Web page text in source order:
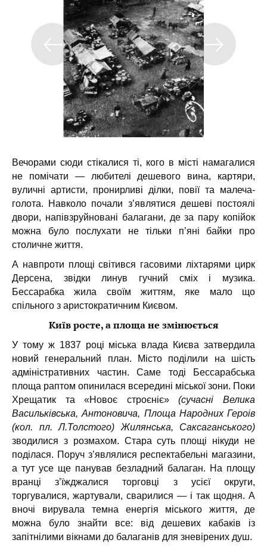
Вечорами сюди стікалися ті, кого в місті намагалися
не помічати — любителі дешевого вина, картяри,
вуличні артисти, пронирливі ділки, повії та малеча-
голота. Навколо почали з’являтися дешеві постоялі
двори, напівзруйновані балагани, де за пару копійок
можна було послухати не тільки п’яні байки про
столичне життя.
А навпроти площі світився гасовими ліхтарями цирк
Дерсена, звідки линув гучний сміх і музика.
Бессарабка жила своїм життям, яке мало що
спільного з аристократичним Києвом.
Київ росте, а площа не змінюється
У тому ж 1837 році міська влада Києва затвердила
новий генеральний план. Місто поділили на шість
адміністративних частин. Саме тоді Бессарабська
площа раптом опинилася всередині міської зони. Поки
Хрещатик та «Новоє строєніє»(сучасні Велика
Васильківська, Антоновича, Площа Народних Героів
(кол. пл. Л.Толстого) Жилянська, Саксаганського)
зводилися з розмахом. Стара суть площі нікуди не
поділася. Поруч з’являлися респектабельні магазини,
а тут усе ще панував безладний балаган. На площу
вранці з’їжджалися торговці з усієї округи,
торгувалися, жартували, сварилися — і так щодня. А
вночі вирувала темна енергія міського життя, де
можна було знайти все: від дешевих кабаків із
запітнілими вікнами до балаганів для зневірених душ.